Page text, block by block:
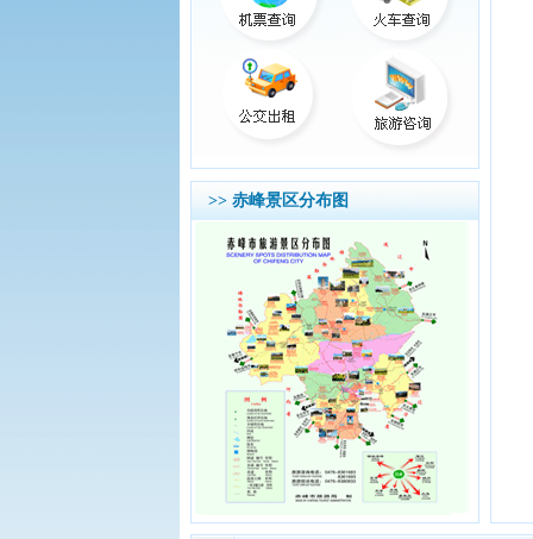
>> 赤峰景区分布图